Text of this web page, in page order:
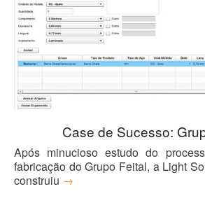
Case de Sucesso:
Após minucioso estudo do
fabricação do Grupo Feital, a Light
construiu →